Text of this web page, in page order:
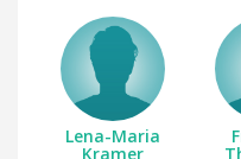
Lena-Maria
Kramer